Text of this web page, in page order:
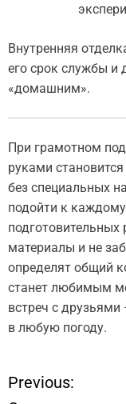
Внутренняя
его срок службы и
«домашним».
При грамотном
руками
без специальных
подойти к
подготовительных
материалы и не
определят общий
станет любимым
встреч с
в любую погоду.
Н
Previous: